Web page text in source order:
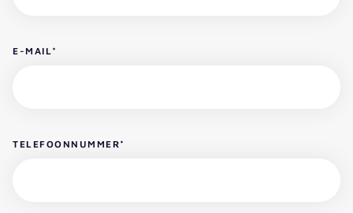
E-MAIL*
TELEFOONNUMMER*